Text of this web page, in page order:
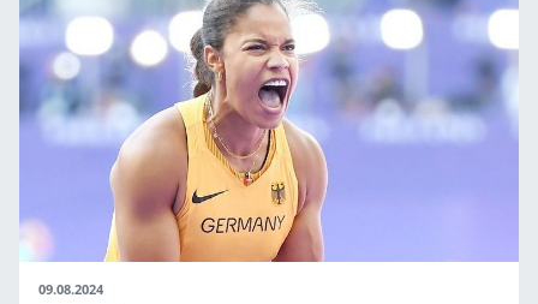
09.08.2024